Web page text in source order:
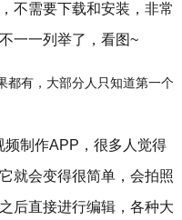
不需要下载和安装，非常
一一列举了，看图~
制作APP，很多人觉得
就会变得很简单，会拍照
后直接进行编辑，各种大